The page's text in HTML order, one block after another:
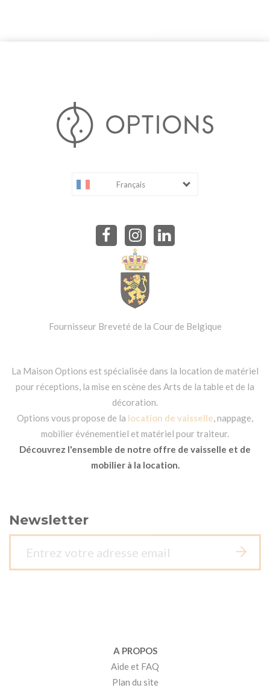
Français
Fournisseur Breveté de la Cour de Belgique
La Maison Options est spécialisée dans la location de matériel
pour réceptions, la mise en scène des Arts de la table et de la
décoration.
Options vous propose de la location de vaisselle, nappage,
mobilier événementiel et matériel pour traiteur.
Découvrez l'ensemble de notre offre de vaisselle et de
mobilier à la location.
Newsletter
A PROPOS
Aide et FAQ
Plan du site